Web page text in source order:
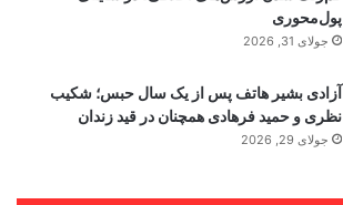
پول‌محوری
جولای 31, 2026
آزادی بشیر هاتف پس از یک سال حبس؛ شکیب
نظری و حمید فرهادی همچنان در قید زندان
جولای 29, 2026